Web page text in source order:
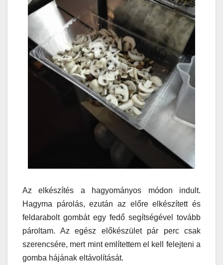
Az elkészítés a hagyományos módon indult.
Hagyma párolás, ezután az előre elkészített és
feldarabolt gombát egy fedő segítségével tovább
pároltam. Az egész előkészület pár perc csak
szerencsére, mert mint említettem el kell felejteni a
gomba hájának eltávolítását.